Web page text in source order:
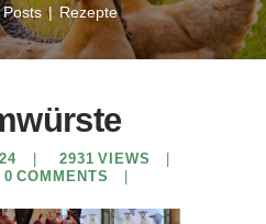
Posts Rezepte
2931 VIEWS
0 COMMENTS